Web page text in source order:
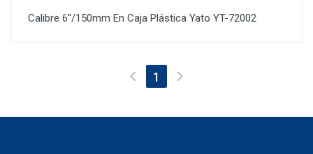
Calibre 6''/150mm En Caja Plástica Yato YT-72002
1 (current)